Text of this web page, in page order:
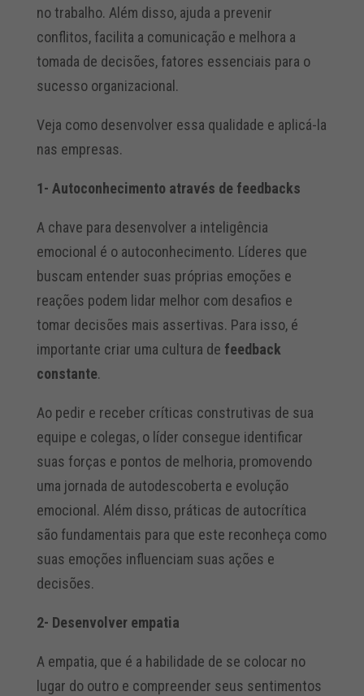
no trabalho. Além disso, ajuda a prevenir
conflitos, facilita a comunicação e melhora a
tomada de decisões, fatores essenciais para o
sucesso organizacional.
Veja como desenvolver essa qualidade e aplicá-la
nas empresas.
1- Autoconhecimento através de feedbacks
A chave para desenvolver a inteligência
emocional é o autoconhecimento. Líderes que
buscam entender suas próprias emoções e
reações podem lidar melhor com desafios e
tomar decisões mais assertivas. Para isso, é
importante criar uma cultura de feedback
constante.
Ao pedir e receber críticas construtivas de sua
equipe e colegas, o líder consegue identificar
suas forças e pontos de melhoria, promovendo
uma jornada de autodescoberta e evolução
emocional. Além disso, práticas de autocrítica
são fundamentais para que este reconheça como
suas emoções influenciam suas ações e
decisões.
2- Desenvolver empatia
A empatia, que é a habilidade de se colocar no
lugar do outro e compreender seus sentimentos